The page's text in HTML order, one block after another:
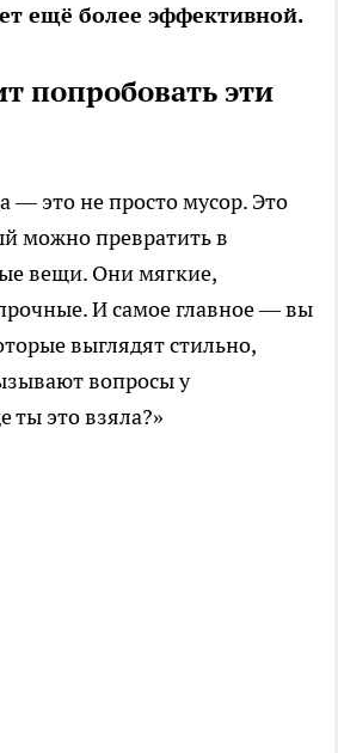
ещё более эффективной.
попробовать эти
— это не просто мусор. Это
можно превратить в
вещи. Они мягкие,
И самое главное — вы
выглядят стильно,
вопросы у
ты это взяла?»